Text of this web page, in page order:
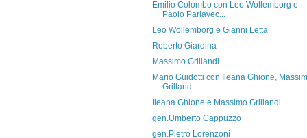
Emilio Colombo con Leo Wollemborg e
Paolo Parlavec...
Leo Wollemborg e Gianni Letta
Roberto Giardina
Massimo Grillandi
Mario Guidotti con Ileana Ghione,
Grilland...
Ileana Ghione e Massimo Grillandi
gen.Umberto Cappuzzo
gen.Pietro Lorenzoni